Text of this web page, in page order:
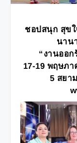
ชอปสนุก สุข
นาน
“งานออ
17-19 พฤษภ
5 สยา